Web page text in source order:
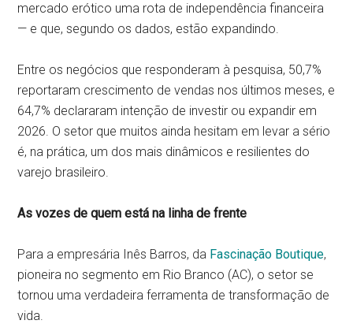
mercado erótico uma rota de independência financeira
— e que, segundo os dados, estão expandindo.
Entre os negócios que responderam à pesquisa, 50,7%
reportaram crescimento de vendas nos últimos meses, e
64,7% declararam intenção de investir ou expandir em
2026. O setor que muitos ainda hesitam em levar a sério
é, na prática, um dos mais dinâmicos e resilientes do
varejo brasileiro.
As vozes de quem está na linha de frente
Para a empresária Inês Barros, da Fascinação Boutique,
pioneira no segmento em Rio Branco (AC), o setor se
tornou uma verdadeira ferramenta de transformação de
vida.